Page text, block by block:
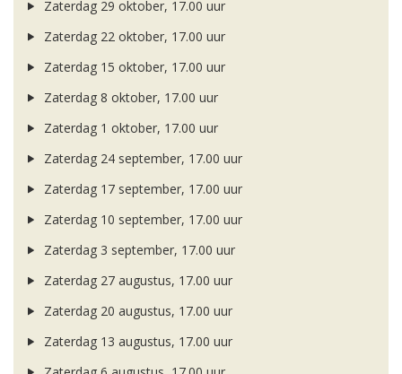
Zaterdag 29 oktober, 17.00 uur
Zaterdag 22 oktober, 17.00 uur
Zaterdag 15 oktober, 17.00 uur
Zaterdag 8 oktober, 17.00 uur
Zaterdag 1 oktober, 17.00 uur
Zaterdag 24 september, 17.00 uur
Zaterdag 17 september, 17.00 uur
Zaterdag 10 september, 17.00 uur
Zaterdag 3 september, 17.00 uur
Zaterdag 27 augustus, 17.00 uur
Zaterdag 20 augustus, 17.00 uur
Zaterdag 13 augustus, 17.00 uur